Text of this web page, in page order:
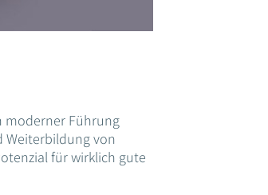
moderner Führung
Weiterbildung von
für wirklich gute